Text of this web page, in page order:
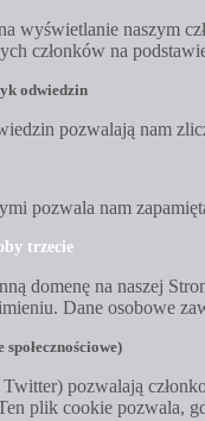
wyświetlanie naszym
członków na
odwiedzin
pozwalają nam
pozwala nam
trzecie
domenę na naszej
Dane osobowe
Twitter) pozwalają
plik cookie pozwala,